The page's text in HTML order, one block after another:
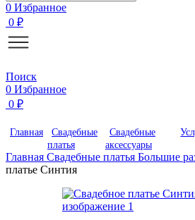
0 Избранное
0 ₽
Поиск
0 Избранное
0 ₽
Главная
Свадебные
платья
Свадебные
аксессуары
Главная Свадебные платья Большие
платье Синтия